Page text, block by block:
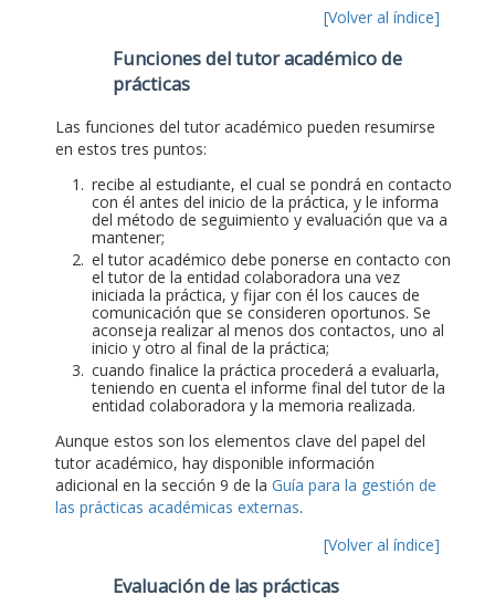
[Volver al índice]
Funciones del tutor académico de
prácticas
Las funciones del tutor académico pueden resumirse
en estos tres puntos:
recibe al estudiante, el cual se pondrá en contacto
con él antes del inicio de la práctica, y le informa
del método de seguimiento y evaluación que va a
mantener;
el tutor académico debe ponerse en contacto con
el tutor de la entidad colaboradora una vez
iniciada la práctica, y fijar con él los cauces de
comunicación que se consideren oportunos. Se
aconseja realizar al menos dos contactos, uno al
inicio y otro al final de la práctica;
cuando finalice la práctica procederá a evaluarla,
teniendo en cuenta el informe final del tutor de la
entidad colaboradora y la memoria realizada.
Aunque estos son los elementos clave del papel del
tutor académico, hay disponible información
adicional en la sección 9 de la Guía para la gestión de
las prácticas académicas externas.
[Volver al índice]
Evaluación de las prácticas